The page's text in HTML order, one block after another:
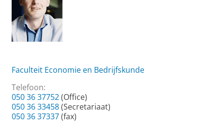
Faculteit Economie en Bedrijfskunde
Telefoon:
050 36 37752(Office)
050 36 33458(Secretariaat)
050 36 37337(fax)